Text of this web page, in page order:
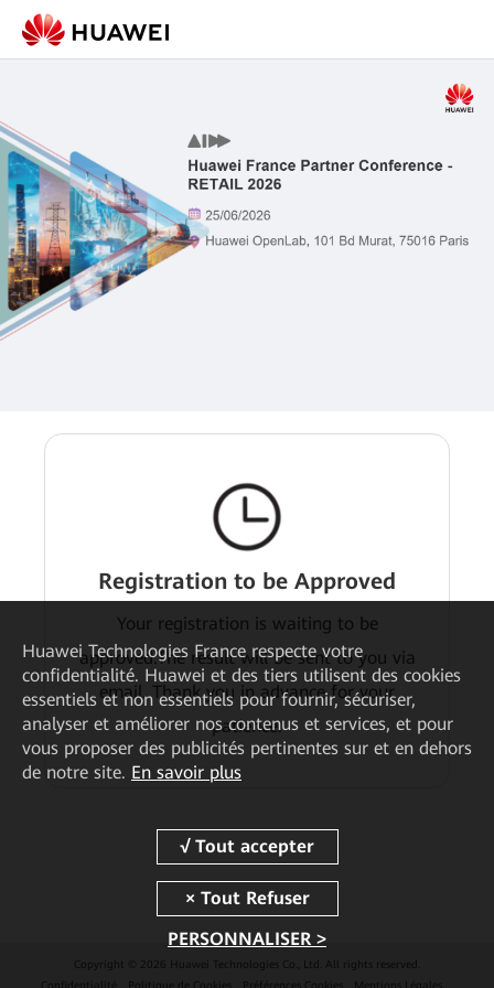
Registration to be Approved
Your registration is waiting to be
approved.The result will be sent to you via
email. Thank you in advance for your
patience.
Copyright © 2026 Huawei Technologies Co., Ltd. All rights reserved.
Confidentialité
Politique de Cookies Préférences Cookies Mentions Légales
Huawei Technologies Francerespecte votre
confidentialité. Huawei et des tiers utilisent des cookies
essentiels et non essentiels pour fournir, sécuriser,
analyser et améliorer nos contenus et services, et pour
vous proposer des publicités pertinentes sur et en dehors
de notre site. En savoir plus
PERSONNALISER >